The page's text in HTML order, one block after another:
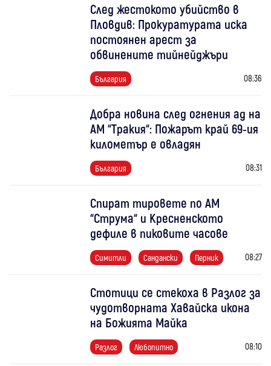
След жестокото убийство в
Пловдив: Прокуратурата иска
постоянен арест за
обвинените тийнейджъри
България 08:36
Добра новина след огнения ад на
АМ “Тракия“: Пожарът край 69-ия
километър е овладян
България 08:31
Спират тировете по АМ
“Струма“ и Кресненското
дефиле в пиковите часове
Симитли Сандански Перник 08:27
Стотици се стекоха в Разлог за
чудотворната Хавайска икона
на Божията Майка
Разлог Любопитно 08:10